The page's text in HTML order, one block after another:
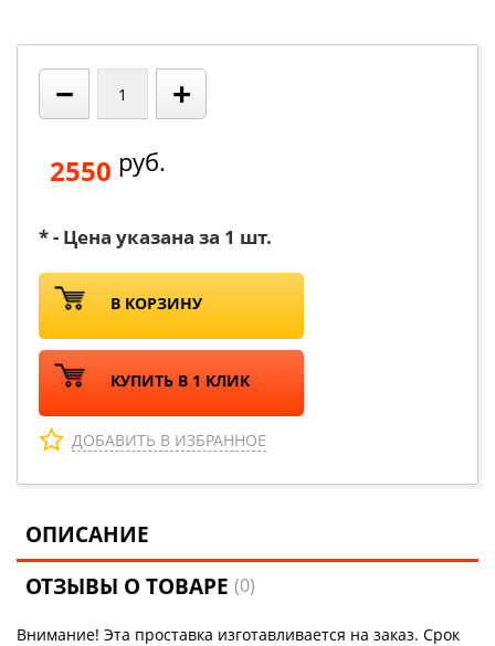
− +
2550 руб.
* - Цена указана за 1 шт.
В КОРЗИНУ
КУПИТЬ В 1 КЛИК
ДОБАВИТЬ В ИЗБРАННОЕ
ОПИСАНИЕ
ОТЗЫВЫ О ТОВАРЕ(0)
Внимание! Эта проставка изготавливается на заказ. Срок